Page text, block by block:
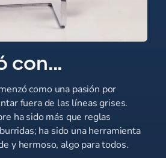
con...
como una pasión por
fuera de las líneas grises.
ha sido más que reglas
ha sido una herramienta
y hermoso, algo para todos.